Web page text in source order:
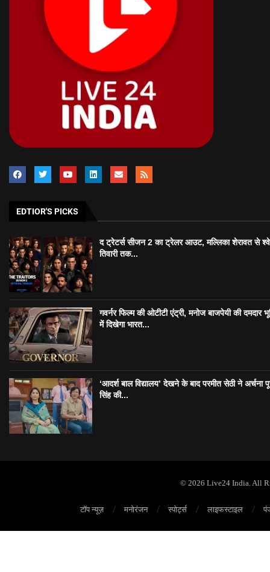
EDTIOR'S PICKS
द ट्रेटर्स सीजन 2 का ट्रेलर आउट, मल्लिका शेरावत से
तिवारी तक...
गवर्नर फिल्म की ओटीटी एंट्री, मनोज बाजपेयी की दमदार
में दिखेगा भारत...
‘आदर्श बाल विद्यालय’ देखने के बाद परमीत सेठी ने अर्चना
सिंह की...
© 2026 Live24 India. All
टॉप न्यूज़ मनोरंजन स्पोर्ट्स लाइफस्टाइल